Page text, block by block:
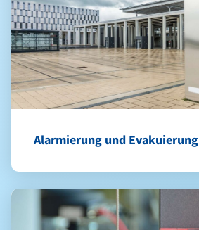
Alarmierung und Evakuierung